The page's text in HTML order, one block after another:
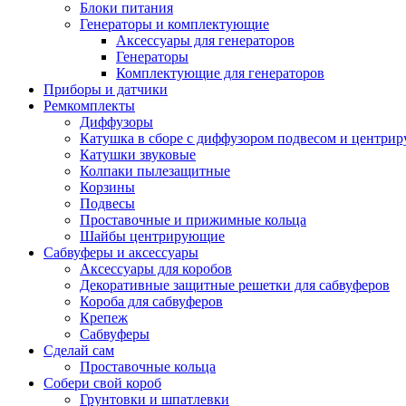
Блоки питания
Генераторы и комплектующие
Аксессуары для генераторов
Генераторы
Комплектующие для генераторов
Приборы и датчики
Ремкомплекты
Диффузоры
Катушка в сборе с диффузором подвесом и
Катушки звуковые
Колпаки пылезащитные
Корзины
Подвесы
Проставочные и прижимные кольца
Шайбы центрирующие
Сабвуферы и аксессуары
Аксессуары для коробов
Декоративные защитные решетки для сабвуферов
Короба для сабвуферов
Крепеж
Сабвуферы
Сделай сам
Проставочные кольца
Собери свой короб
Грунтовки и шпатлевки